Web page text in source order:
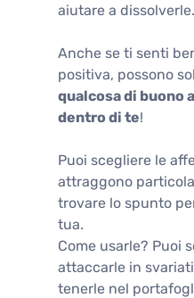
aiutare a dissolverle.
Anche se ti senti
positiva, possono
qualcosa di buono
dentro di te!
Puoi scegliere le
attraggono
trovare lo spunto
tua.
Come usarle? Puoi
attaccarle in
tenerle nel